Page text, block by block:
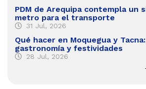
PDM de Arequipa contempla un
metro para el transporte
31 Jul, 2026
Qué hacer en Moquegua y
gastronomía y festividades
28 Jul, 2026